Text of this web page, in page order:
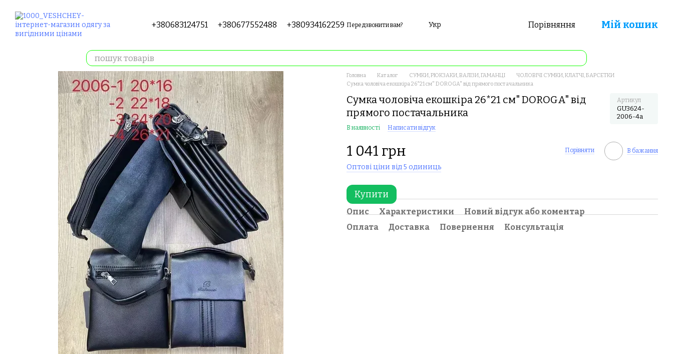
+380683124751 +380677552488 +380934162259 Передзвонити вам? Укр Порівняння Мій кошик
Головна Каталог СУМКИ, РЮКЗАКИ, ВАЛІЗИ, ГАМАНЦІ
ЧОЛОВІЧІ СУМКИ, КЛАТЧІ, БАРСЕТКИ
Сумка чоловіча екошкіра 26*21 см" DOROGA" від прямого постачальника
Сумка чоловіча екошкіра 26*21 см" DOROGA" від
прямого постачальника
Артикул
GU3624-
2006-4a
В наявності Написати відгук
1 041 грн Порівняти В бажання
Оптові ціни від 5 одиниць
Купити
Опис Характеристики
Новий відгук або коментар
Оплата
Доставка Повернення Консультація